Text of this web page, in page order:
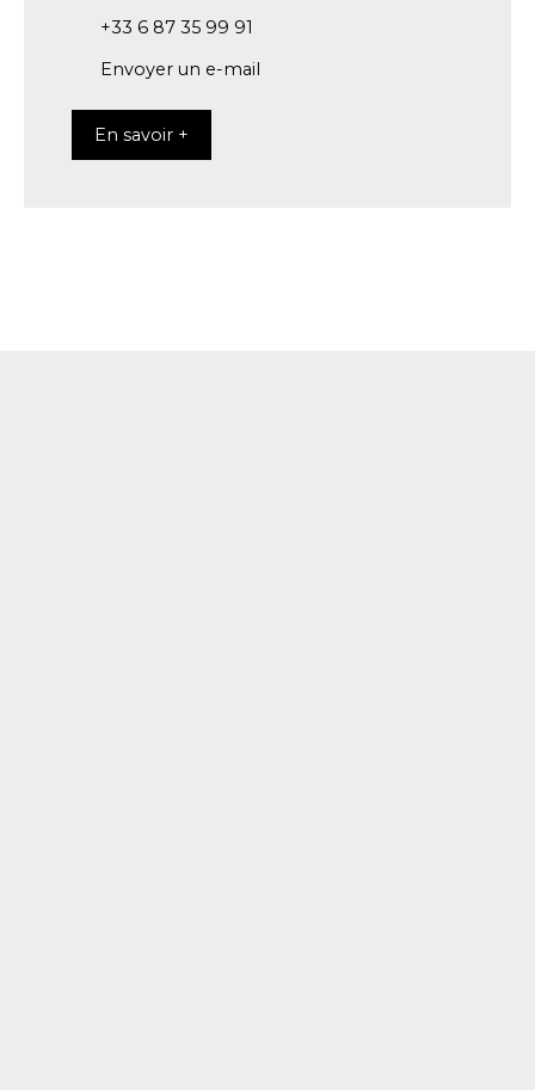
+33 6 87 35 99 91
Envoyer un e-mail
En savoir +